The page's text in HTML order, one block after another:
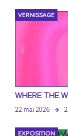
VERNISSAGE
WHERE THE
22 mai 2026
EXPOSITION